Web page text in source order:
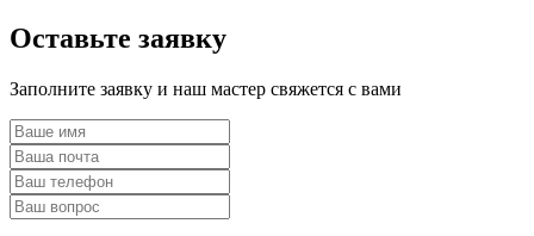
Оставьте заявку
Заполните заявку и наш мастер свяжется с вами